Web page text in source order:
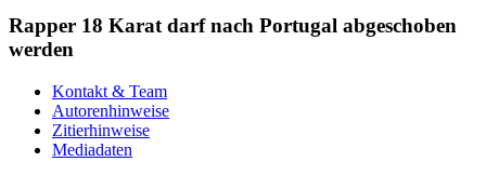
Rapper 18 Karat darf nach Portugal abgeschoben
werden
Kontakt & Team
Autorenhinweise
Zitierhinweise
Mediadaten